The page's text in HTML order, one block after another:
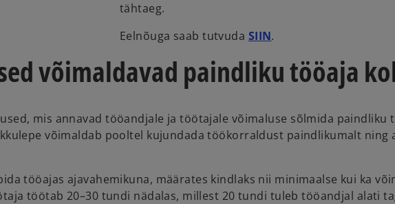
tähtaeg.
Eelnõuga saab tutvuda SIIN.
võimaldavad paindliku tööaja
mis annavad tööandjale ja töötajale võimaluse sõlmida paindliku
võimaldab pooltel kujundada töökorraldust paindlikumalt ning
tööajas ajavahemikuna, määrates kindlaks nii minimaalse kui ka
töötab 20–30 tundi nädalas, millest 20 tundi tuleb tööandjal alati